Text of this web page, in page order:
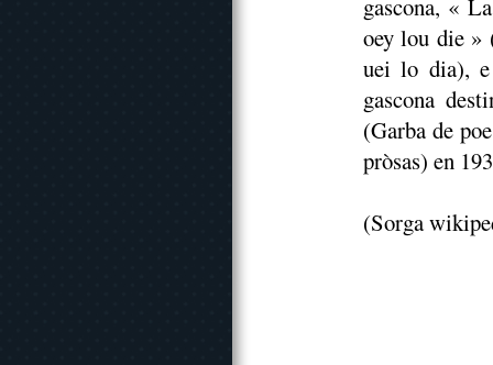
gascona, «
oey lou die »
uei lo dia), e
gascona
(Garba de
pròsas) en
(Sorga